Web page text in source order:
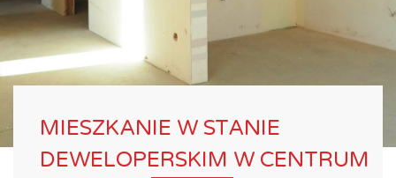
MIESZKANIE W STANIE
DEWELOPERSKIM W CENTRUM